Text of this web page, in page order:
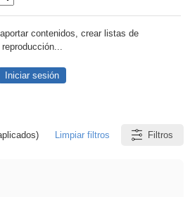
contenidos, crear listas de
reproducción...
Iniciar sesión
Limpiar filtros Filtros